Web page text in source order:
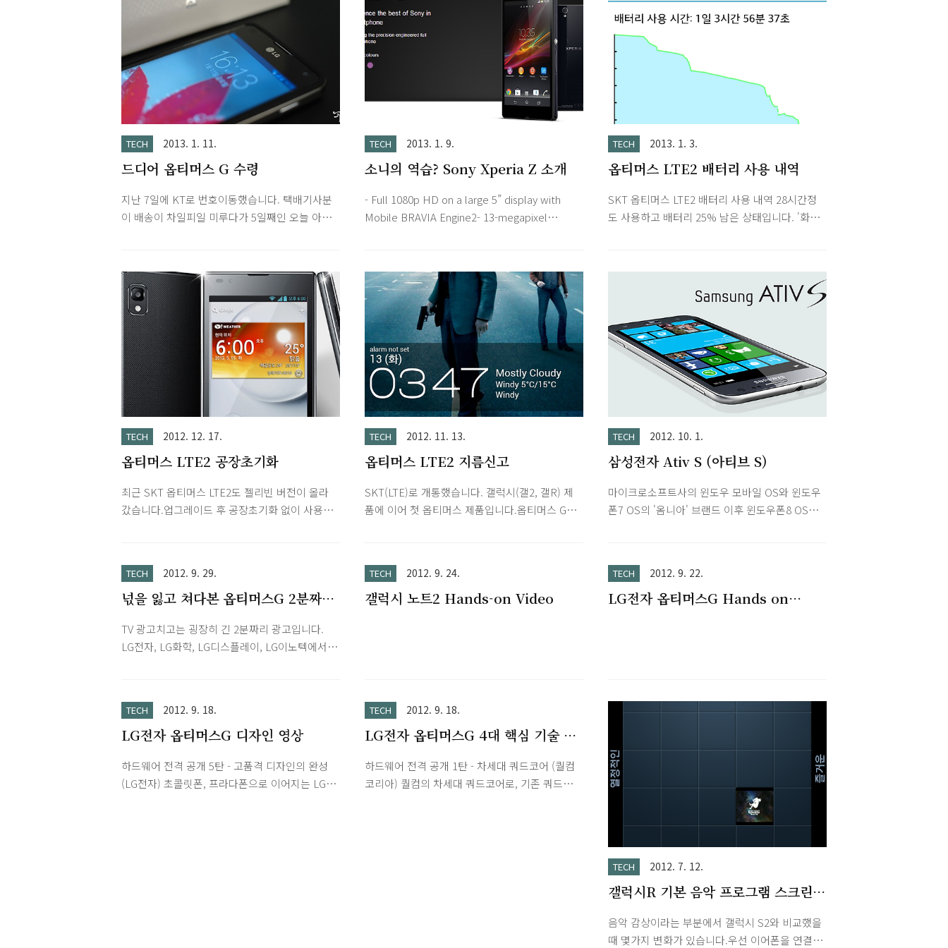
TECH 2013. 1. 11.
드디어 옵티머스 G 수령
지난 7일에 KT로 번호이동했습니다. 택배기사분
이 배송이 차일피일 미루다가 5일째인 오늘 아침
표 투명 보호 필름, 후면에는 호후 지문 방지 필름
을 부착했습니다. 마침 어제 젤리빈이 공개되어서
바로 업그레이드 했습니다. 그래서 ICS랑 비교는
힘드네요.다만 옵티머스 LTE2 젤리빈 버전으로
사용하고 있어서 큰 감흥은 없었습니다. 색감이
정말 자연스럽습니다. 기존에 사용하던 갤럭시
S2랑 비교해보면 차이가 확연히 드러납니다.옵티
머스 LTE2와는 큰 차이는 없지만 같은 사진을 두
고 비교하면 확실히 차이를 느낄 수 있었습니다.
LG전자 옵티머스 G 젤리빈 업그레이드
http://www.lgmobile.co.kr 모델 : ..
TECH 2013. 1. 9.
소니의 역습? Sony Xperia Z 소개
- Full 1080p HD on a large 5” display with
Mobile BRAVIA Engine2- 13-megapixel
Snapdragon S4 Pro (quad-core processor)-
Water and dust resistant - IP55/57 Full
1080p HD on a large 5" displayFeel like
you’re part of the action with the 1080 x
1920 full HD Reality Display. Super clear,
super blackThe OptiContrast™ panel b..
TECH 2013. 1. 3.
옵티머스 LTE2 배터리 사용 내역
SKT 옵티머스 LTE2 배터리 사용 내역 28시간정
도 사용하고 배터리 25% 남은 상태입니다. '화
가면서 인터넷(LTE), 음악 재생 40분 가량 있었습
니다. 전체적으로 평소보다 조금 더 사용했던 것
같습니다. (사용시 그래프 가파르게 떨어짐.) 이틀
후 다시 측정한 내역입니다. 평소처럼 사용해서
36시간정도 사용 후 배터리 25% 남은 상태입니
다. 이번에는 '화면' 포함입니다. 기타 사용 환경 -
Wi-Fi, 동기화 ON - 화면 밝기 20% - 위젯 사용
(Zooper, Smooth Calendar,스마트 월렛, 모바
일 티월드, 메모, 달력, 메모리 정리, 구글 검색)
옵티머스 배터리 사용 내역은 설정 -..
TECH 2012. 12. 17.
옵티머스 LTE2 공장초기화
최근 SKT 옵티머스 LTE2도 젤리빈 버전이 올라
갔습니다.업그레이드 후 공장초기화 없이 사용했
을 당시의 상태로 초기화 됩니다. (계정 입력부터
다시 해야합니다.)젤리빈 업그레이드 후 공장초기
화는 OS 버전은 젤리빈으로 유지되지만 기존의
두 지워집니다. Tip. 젤리빈 업그레이드 -> 백업 -
> 공장초기화 -> 복원하시면 설정 등이 유지됩니
전화 ->다이얼에서 ##700629# 입력후 "휴대폰의
모든 데이터가 초기화됩니다."라는 초기화 안내창
이 나타나면 확인 클릭 후..
TECH 2012. 11. 13.
옵티머스 LTE2 지름신고
SKT(LTE)로 개통했습니다. 갤럭시(갤2, 갤R) 제
품에 이어 첫 옵티머스 제품입니다.옵티머스 G가
용했었는데 제가 사는 곳에서는 SKT LTE가 속도
가 많이 느리네요. *옵티머스 LTE2 스크린샷 찍는
법 : 볼륨 하단키와 전원버튼 동시에 누르시면 됩
서 500MB정도 더 여유가 있습니다.Q보이스랑
On-Screen Phone 기능(폰 화면을 컴퓨터에서
보면서 작동 가능)은 ..
TECH 2012. 10. 1.
삼성전자 Ativ S (아티브 S)
마이크로소프트사의 윈도우 모바일 OS와 윈도우
폰7 OS의 '옴니아' 브랜드 이후 윈도우폰8 OS가
HD Super AMOLED (with Corning Gorilla
Glass2), 해상도는 1280x720입니다. CPU는
1.5GHz 듀얼코어 그리고 램은 1GB입니다. 저장
TECH 2012. 9. 29.
넋을 잃고 쳐다본 옵티머스G 2분짜리
TV 광고치고는 굉장히 긴 2분짜리 광고입니다.
LG전자, LG화학, LG디스플레이, LG이노텍에서
각납니다.2008/10/04 - SK Broadband
CF2008/10/11 - SK Broadband CF 극장용 버전
아쉽게도 아직 LG전자 공식 옵티머스G 마이크로
분이 TV에 나오던 걸 녹화해서 직접 올리신 게 있
어서 올려봅니다. 옵티머스G 2분 광고에 나왔던
TECH 2012. 9. 24.
갤럭시 노트2 Hands-on Video
TECH 2012. 9. 22.
LG전자 옵티머스G Hands on
TECH 2012. 9. 18.
LG전자 옵티머스G 디자인 영상
하드웨어 전격 공개 5탄 - 고품격 디자인의 완성
(LG전자) 초콜릿폰, 프라다폰으로 이어지는 LG만
TECH 2012. 9. 18.
LG전자 옵티머스G 4대 핵심 기술 공
하드웨어 전격 공개 1탄 - 차세대 쿼드코어 (퀄컴
코리아) 퀄컴의 차세대 쿼드코어로, 기존 쿼드코
TECH 2012. 7. 12.
갤럭시R 기본 음악 프로그램 스크린
음악 감상이라는 부분에서 갤럭시 S2와 비교했을
때 몇가지 변화가 있습니다.우선 이어폰을 연결하